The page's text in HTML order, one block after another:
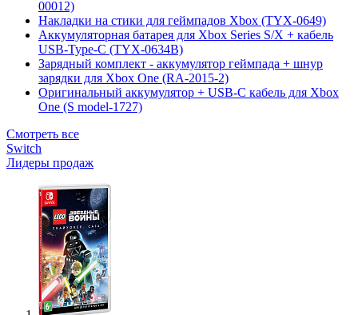
00012)
Накладки на стики для геймпадов Xbox (TYX-0649)
Аккумуляторная батарея для Xbox Series S/X + кабель
USB-Type-C (TYX-0634B)
Зарядный комплект - аккумулятор геймпада + шнур
зарядки для Xbox One (RA-2015-2)
Оригинальный аккумулятор + USB-C кабель для Xbox
One (S model-1727)
Смотреть все
Switch
Лидеры продаж